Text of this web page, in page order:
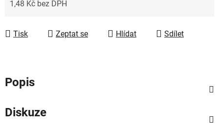
1,48 Kč bez DPH
Tisk
Zeptat se Hlídat Sdílet
Popis
Diskuze